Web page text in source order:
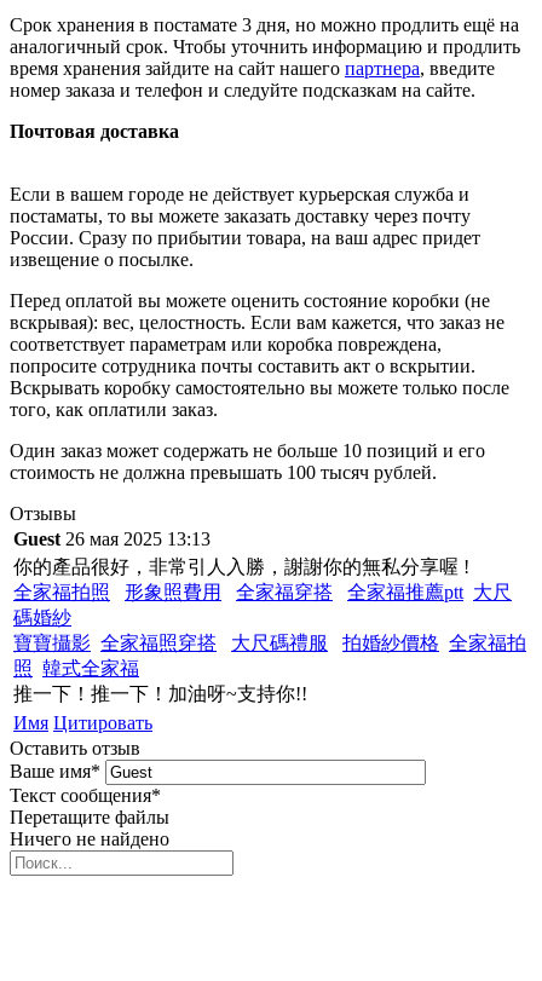
Срок хранения в постамате 3 дня, но можно продлить ещё на
аналогичный срок. Чтобы уточнить информацию и продлить
время хранения зайдите на сайт нашего партнера, введите
номер заказа и телефон и следуйте подсказкам на сайте.
Почтовая доставка
Если в вашем городе не действует курьерская служба и
постаматы, то вы можете заказать доставку через почту
России. Сразу по прибытии товара, на ваш адрес придет
извещение о посылке.
Перед оплатой вы можете оценить состояние коробки (не
вскрывая): вес, целостность. Если вам кажется, что заказ не
соответствует параметрам или коробка повреждена,
попросите сотрудника почты составить акт о вскрытии.
Вскрывать коробку самостоятельно вы можете только после
того, как оплатили заказ.
Один заказ может содержать не больше 10 позиций и его
стоимость не должна превышать 100 тысяч рублей.
Отзывы
Guest 26 мая 2025 13:13
你的產品很好，非常引人入勝，謝謝你的無私分享喔 !
全家福拍照
形象照費用 全家福穿搭 全家福推薦ptt 大尺
碼婚紗
寶寶攝影 全家福照穿搭 大尺碼禮服 拍婚紗價格 全家福拍
照 韓式全家福
推一下！推一下！加油呀~支持你!!
Имя Цитировать
Оставить отзыв
Ваше имя*
Текст сообщения*
Перетащите файлы
Ничего не найдено